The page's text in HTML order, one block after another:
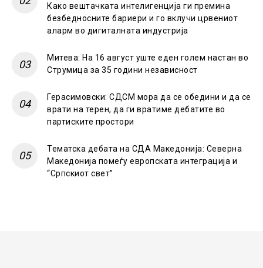
Како вештачката интелигенција ги премина
безбедносните бариери и го вклучи црвениот
аларм во дигиталната индустрија
Митева: На 16 август уште еден голем настан во
Струмица за 35 години независност
Герасимовски: СДСМ мора да се обедини и да се
врати на терен, да ги вратиме дебатите во
партиските простори
Тематска дебата на СДА Македонија: Северна
Македонија помеѓу европската интеграција и
“Српскиот свет”